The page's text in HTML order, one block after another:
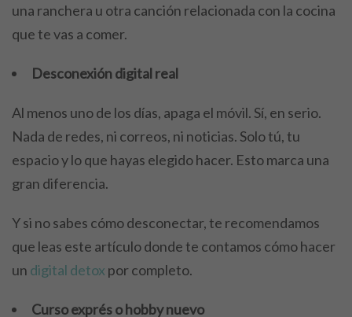
una ranchera u otra canción relacionada con la cocina
que te vas a comer.
Desconexión digital real
Al menos uno de los días, apaga el móvil. Sí, en serio.
Nada de redes, ni correos, ni noticias. Solo tú, tu
espacio y lo que hayas elegido hacer. Esto marca una
gran diferencia.
Y si no sabes cómo desconectar, te recomendamos
que leas este artículo donde te contamos cómo hacer
un digital detox por completo.
Curso exprés o hobby nuevo